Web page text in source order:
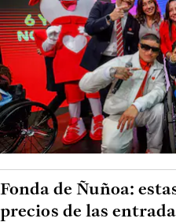
Fonda de Ñuñoa:
precios de las